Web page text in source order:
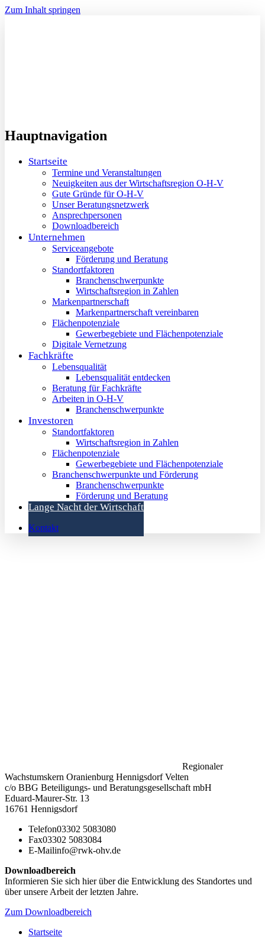
Zum Inhalt springen
Hauptnavigation
Startseite
Termine und Veranstaltungen
Neuigkeiten aus der Wirtschaftsregion O-H-V
Gute Gründe für O-H-V
Unser Beratungsnetzwerk
Ansprechpersonen
Downloadbereich
Unternehmen
Serviceangebote
Förderung und Beratung
Standortfaktoren
Branchenschwerpunkte
Wirtschaftsregion in Zahlen
Markenpartnerschaft
Markenpartnerschaft vereinbaren
Flächenpotenziale
Gewerbegebiete und Flächenpotenziale
Digitale Vernetzung
Fachkräfte
Lebensqualität
Lebensqualität entdecken
Beratung für Fachkräfte
Arbeiten in O-H-V
Branchenschwerpunkte
Investoren
Standortfaktoren
Wirtschaftsregion in Zahlen
Flächenpotenziale
Gewerbegebiete und Flächenpotenziale
Branchenschwerpunkte und Förderung
Branchenschwerpunkte
Förderung und Beratung
Lange Nacht der Wirtschaft
Kontakt
Regionaler
Wachstumskern Oranienburg Hennigsdorf Velten
c/o BBG Beteiligungs- und Beratungsgesellschaft mbH
Eduard-Maurer-Str. 13
16761 Hennigsdorf
Telefon03302 5083080
Fax03302 5083084
E-Mailinfo@rwk-ohv.de
Downloadbereich
Informieren Sie sich hier über die Entwicklung des Standortes und
über unsere Arbeit der letzten Jahre.
Zum Downloadbereich
Startseite